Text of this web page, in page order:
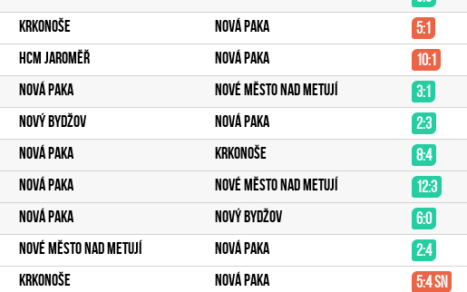
Krkonoše Nová Paka 5:1
HCM Jaroměř Nová Paka 10:1
Nová Paka Nové Město nad Metují 3:1
Nový Bydžov Nová Paka 2:3
Nová Paka Krkonoše 8:4
Nová Paka Nové Město nad Metují 12:3
Nová Paka Nový Bydžov 6:0
Nové Město nad Metují Nová Paka 2:4
Krkonoše Nová Paka 5:4 sn